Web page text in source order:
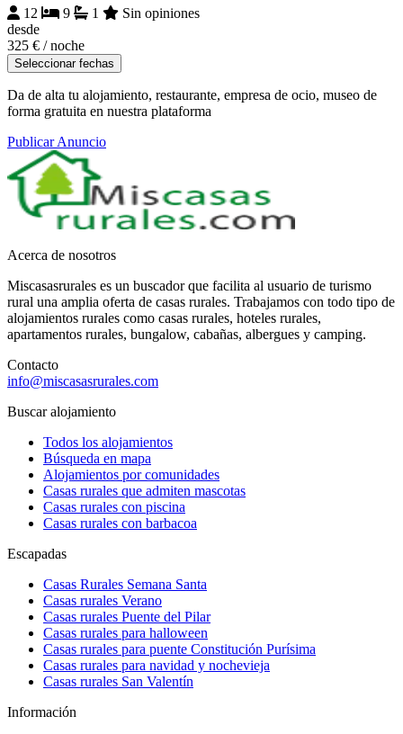
12
9 1
Sin opiniones
desde
325 € / noche
Seleccionar fechas
Da de alta tu alojamiento, restaurante, empresa de ocio, museo de
forma gratuita en nuestra plataforma
Publicar Anuncio
Acerca de nosotros
Miscasasrurales es un buscador que facilita al usuario de turismo
rural una amplia oferta de casas rurales. Trabajamos con todo tipo de
alojamientos rurales como casas rurales, hoteles rurales,
apartamentos rurales, bungalow, cabañas, albergues y camping.
Contacto
info@miscasasrurales.com
Buscar alojamiento
Todos los alojamientos
Búsqueda en mapa
Alojamientos por comunidades
Casas rurales que admiten mascotas
Casas rurales con piscina
Casas rurales con barbacoa
Escapadas
Casas Rurales Semana Santa
Casas rurales Verano
Casas rurales Puente del Pilar
Casas rurales para halloween
Casas rurales para puente Constitución Purísima
Casas rurales para navidad y nochevieja
Casas rurales San Valentín
Información